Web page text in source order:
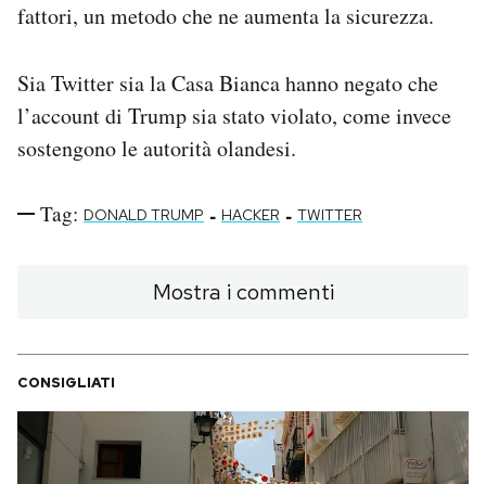
fattori, un metodo che ne aumenta la sicurezza.
Sia Twitter sia la Casa Bianca hanno negato che
l’account di Trump sia stato violato, come invece
sostengono le autorità olandesi.
Tag: DONALD TRUMP - HACKER - TWITTER
Mostra i commenti
CONSIGLIATI